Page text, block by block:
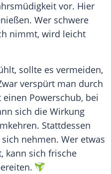
vor. Hier
Wer schwere
nimmt, wird leicht
sollte es vermeiden,
verspürt man durch
einen Powerschub, bei
sich die Wirkung
Stattdessen
nehmen. Wer etwas
kann sich frische